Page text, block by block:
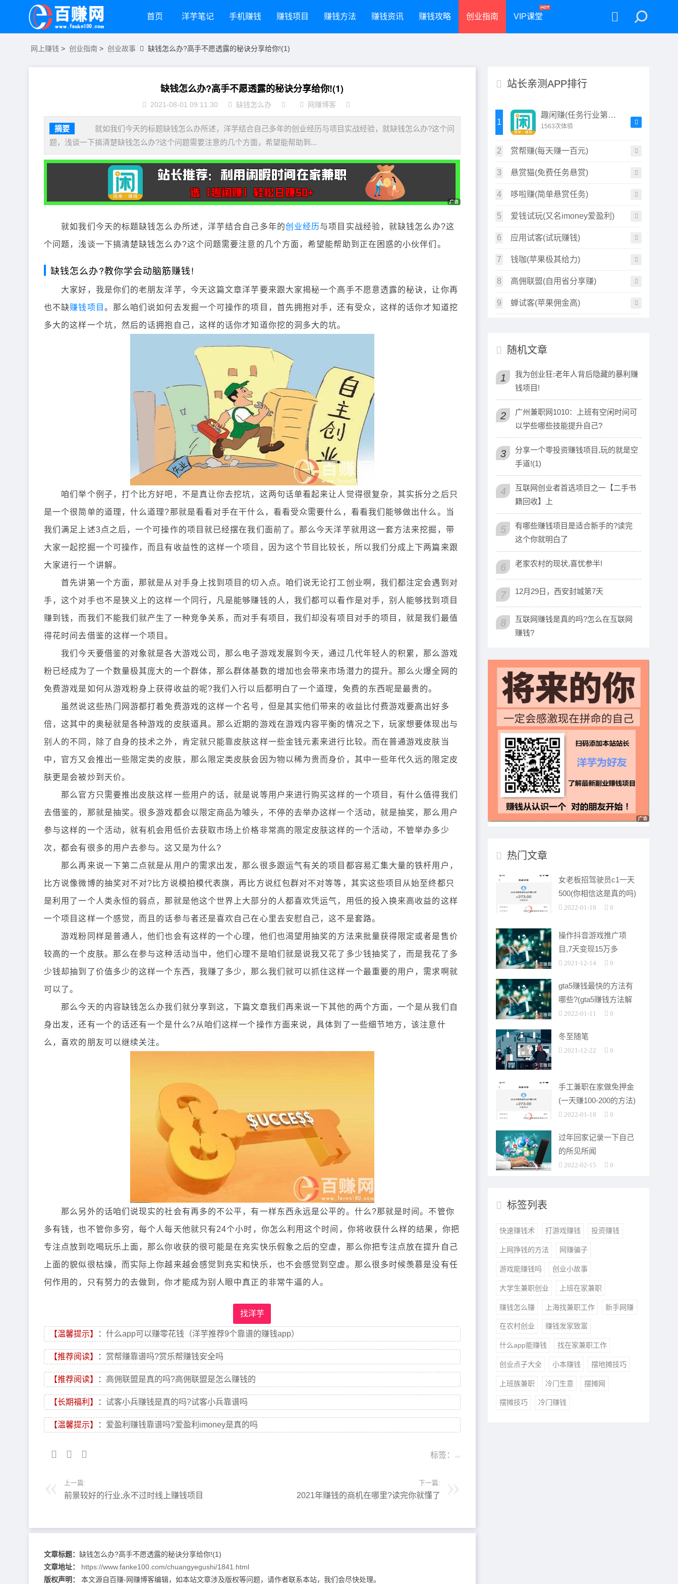
首页 洋芋笔记 手机赚钱 赚钱项目 赚钱方法 赚钱资讯 赚钱攻略 创业指南 VIP课堂
网上赚钱 > 创业指南 > 创业故事 缺钱怎么办?高手不愿透露的秘诀分享给你!(1)
缺钱怎么办?高手不愿透露的秘诀分享给你!(1)
2021-08-01 09:11:30 缺钱怎么办 网赚博客
摘要
就如我们今天的标题缺钱怎么办所述，洋芋结合自己多年的创业经历与项目实战经验，就缺钱怎么办?这个问
题，浅谈一下搞清楚缺钱怎么办?这个问题需要注意的几个方面，希望能帮助到...
就如我们今天的标题缺钱怎么办所述，洋芋结合自己多年的创业经历与项目实战经验，就缺钱怎么办?这
个问题，浅谈一下搞清楚缺钱怎么办?这个问题需要注意的几个方面，希望能帮助到正在困惑的小伙伴们。
缺钱怎么办?教你学会动脑筋赚钱!
大家好，我是你们的老朋友洋芋，今天这篇文章洋芋要来跟大家揭秘一个高手不愿意透露的秘诀，让你再
也不缺赚钱项目 。那么咱们说如何去发掘一个可操作的项目，首先拥抱对手，还有受众，这样的话你才知道挖
多大的这样一个坑，然后的话拥抱自己，这样的话你才知道你挖的洞多大的坑。
咱们举个例子，打个比方好吧，不是真让你去挖坑，这两句话单看起来让人觉得很复杂，其实拆分之后只
是一个很简单的道理，什么道理?那就是看看对手在干什么，看看受众需要什么，看看我们能够做出什么。当
我们满足上述3点之后，一个可操作的项目就已经摆在我们面前了。那么今天洋芋就用这一套方法来挖掘，带
大家一起挖掘一个可操作，而且有收益性的这样一个项目，因为这个节目比较长，所以我们分成上下两篇来跟
大家进行一个讲解。
首先讲第一个方面，那就是从对手身上找到项目的切入点。咱们说无论打工创业啊，我们都注定会遇到对
手，这个对手也不是狭义上的这样一个同行，凡是能够赚钱的人，我们都可以看作是对手，别人能够找到项目
赚到钱，而我们不能我们就产生了一种竞争关系，而对手有项目，我们却没有项目对手的项目，就是我们最值
得花时间去借鉴的这样一个项目。
我们今天要借鉴的对象就是各大游戏公司，那么电子游戏发展到今天，通过几代年轻人的积累，那么游戏
粉已经成为了一个数量极其庞大的一个群体，那么群体基数的增加也会带来市场潜力的提升。那么火爆全网的
免费游戏是如何从游戏粉身上获得收益的呢?我们入行以后都明白了一个道理，免费的东西呢是最贵的。
虽然说这些热门网游都打着免费游戏的这样一个名号，但是其实他们带来的收益比付费游戏要高出好多
倍，这其中的奥秘就是各种游戏的皮肤道具。那么近期的游戏在游戏内容平衡的情况之下，玩家想要体现出与
别人的不同，除了自身的技术之外，肯定就只能靠皮肤这样一些金钱元素来进行比较。而在普通游戏皮肤当
中，官方又会推出一些限定类的皮肤，那么限定类皮肤会因为物以稀为贵而身价，其中一些年代久远的限定皮
肤更是会被炒到天价。
那么官方只需要推出皮肤这样一些用户的话，就是说等用户来进行购买这样的一个项目，有什么值得我们
去借鉴的，那就是抽奖。很多游戏都会以限定商品为噱头，不停的去举办这样一个活动，就是抽奖，那么用户
参与这样的一个活动，就有机会用低价去获取市场上价格非常高的限定皮肤这样的一个活动，不管举办多少
次，都会有很多的用户去参与。这又是为什么?
那么再来说一下第二点就是从用户的需求出发，那么很多跟运气有关的项目都容易汇集大量的铁杆用户，
比方说像微博的抽奖对不对?比方说模拍模代表旗，再比方说红包群对不对等等，其实这些项目从始至终都只
是利用了一个人类永恒的弱点，那就是他这个世界上大部分的人都喜欢凭运气，用低的投入换来高收益的这样
一个项目这样一个感觉，而且的话参与者还是喜欢自己在心里去安慰自己，这不是套路。
游戏粉同样是普通人，他们也会有这样的一个心理，他们也渴望用抽奖的方法来批量获得限定或者是售价
较高的一个皮肤。那么在参与这种活动当中，他们心理不是咱们就是说我又花了多少钱抽奖了，而是我花了多
少钱却抽到了价值多少的这样一个东西，我赚了多少，那么我们就可以抓住这样一个最重要的用户，需求啊就
可以了。
那么今天的内容缺钱怎么办我们就分享到这，下篇文章我们再来说一下其他的两个方面，一个是从我们自
身出发，还有一个的话还有一个是什么?从咱们这样一个操作方面来说，具体到了一些细节地方，该注意什
么，喜欢的朋友可以继续关注。
那么另外的话咱们说现实的社会有再多的不公平，有一样东西永远是公平的。什么?那就是时间。不管你
多有钱，也不管你多穷，每个人每天他就只有24个小时，你怎么利用这个时间，你将收获什么样的结果，你把
专注点放到吃喝玩乐上面，那么你收获的很可能是在充实快乐假象之后的空虚，那么你把专注点放在提升自己
上面的貌似很枯燥，而实际上你越来越会感觉到充实和快乐，也不会感觉到空虚。那么很多时候羡慕是没有任
何作用的，只有努力的去做到，你才能成为别人眼中真正的非常牛逼的人。
找洋芋
【温馨提示】 ： 什么app可以赚零花钱（洋芋推荐9个靠谱的赚钱app）
【推荐阅读】 ： 赏帮赚靠谱吗?赏乐帮赚钱安全吗
【推荐阅读】 ： 高佣联盟是真的吗?高佣联盟是怎么赚钱的
【长期福利】 ： 试客小兵赚钱是真的吗?试客小兵靠谱吗
【温馨提示】 ： 爱盈利赚钱靠谱吗?爱盈利imoney是真的吗
标签：
上一篇:
前景较好的行业,永不过时线上赚钱项目
下一篇:
2021年赚钱的商机在哪里?读完你就懂了
文章标题： 缺钱怎么办?高手不愿透露的秘诀分享给你!(1)
文章地址：
https://www.fanke100.com/chuangyegushi/1841.html
版权声明：
本文源自百赚-网赚博客编辑，如本站文章涉及版权等问题，请作者联系本站，我们会尽快处理。
站长亲测APP排行
1
趣闲赚(任务行业第一职)
1563次体验
2 赏帮赚(每天赚一百元)
3 悬赏猫(免费任务悬赏)
4 哆啦赚(简单悬赏任务)
5 爱钱试玩(又名imoney爱盈利)
6 应用试客(试玩赚钱)
7 钱咖(苹果极其给力)
8 高佣联盟(自用省分享赚)
9 蝉试客(苹果佣金高)
随机文章
1
我为创业狂:老年人背后隐藏的暴利赚
钱项目!
2
广州兼职网1010：上班有空闲时间可
以学些哪些技能提升自己?
3
分享一个零投资赚钱项目,玩的就是空
手道!(1)
4
互联网创业者首选项目之一【二手书
籍回收】上
5
有哪些赚钱项目是适合新手的?读完
这个你就明白了
6 老家农村的现状,喜忧参半!
7 12月29日，西安封城第7天
8
互联网赚钱是真的吗?怎么在互联网
赚钱?
热门文章
女老板招驾驶员c1一天
500(你相信这是真的吗)
2022-01-18 0
操作抖音游戏推广项
目,7天变现15万多
2021-12-14 0
gta5赚钱最快的方法有
哪些?(gta5赚钱方法解
析)2022-01-11 0
冬至随笔
2021-12-22 0
手工兼职在家做免押金
(一天赚100-200的方法)
2022-01-18 0
过年回家记录一下自己
的所见所闻
2022-02-15 0
标签列表
快速赚钱术 打游戏赚钱 投资赚钱
上网挣钱的方法 网赚骗子
游戏能赚钱吗 创业小故事
大学生兼职创业 上班在家兼职
赚钱怎么赚 上海找兼职工作 新手网赚
在农村创业 赚钱发家致富
什么app能赚钱 找在家兼职工作
创业点子大全 小本赚钱 摆地摊技巧
上班族兼职 冷门生意 摆摊网
摆摊技巧 冷门赚钱